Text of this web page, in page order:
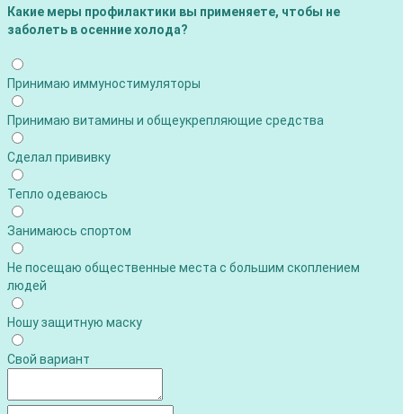
Какие меры профилактики вы применяете, чтобы не
заболеть в осенние холода?
Принимаю иммуностимуляторы
Принимаю витамины и общеукрепляющие средства
Сделал прививку
Тепло одеваюсь
Занимаюсь спортом
Не посещаю общественные места с большим скоплением
людей
Ношу защитную маску
Свой вариант